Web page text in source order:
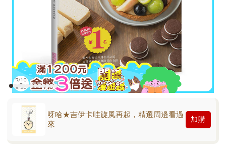
呀哈★吉伊卡哇旋風再起，精選周邊看過
來
加購